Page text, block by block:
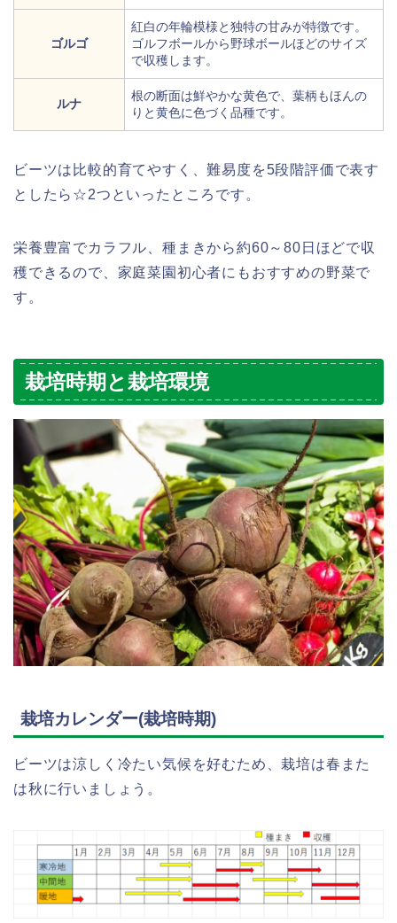
ゴルゴ
紅白の年輪模様と独特の甘みが特徴です。
ゴルフボールから野球ボールほどのサイズ
で収穫します。
ルナ
根の断面は鮮やかな黄色で、葉柄もほんの
りと黄色に色づく品種です。
ビーツは比較的育てやすく、難易度を5段階評価で表す
としたら☆2つといったところです。
栄養豊富でカラフル、種まきから約60～80日ほどで収
穫できるので、家庭菜園初心者にもおすすめの野菜で
す。
栽培時期と栽培環境
栽培カレンダー(栽培時期)
ビーツは涼しく冷たい気候を好むため、栽培は春また
は秋に行いましょう。